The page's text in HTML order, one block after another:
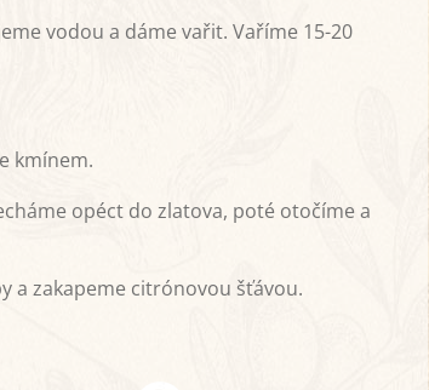
vodou a dáme vařit. Vaříme 15-20
kmínem.
opéct do zlatova, poté otočíme a
a zakapeme citrónovou šťávou.